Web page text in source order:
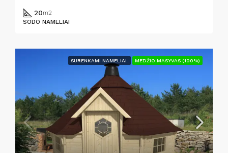
20m2
SODO NAMELIAI
SURENKAMI NAMELIAI MEDŽIO MASYVAS (100%)